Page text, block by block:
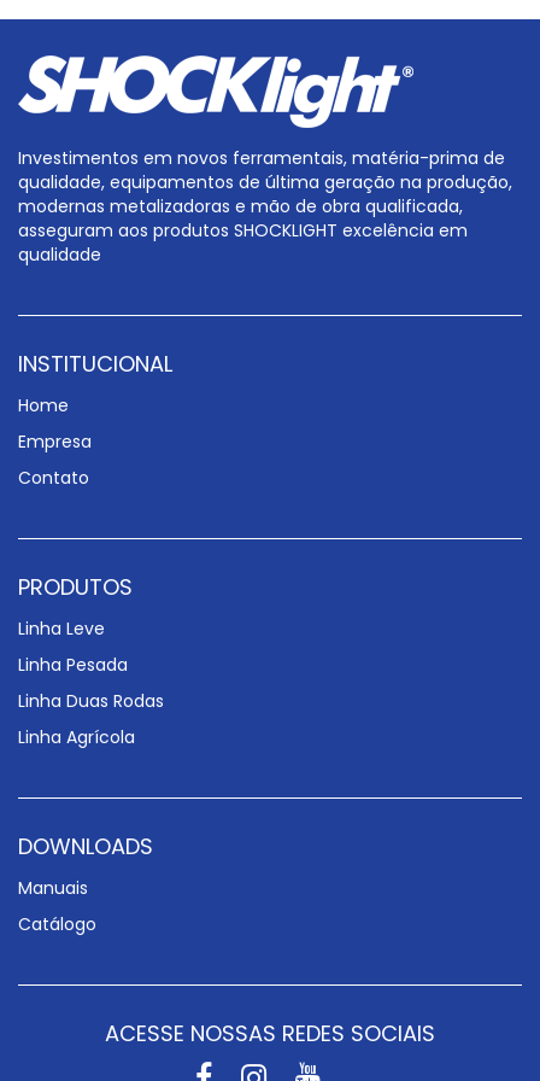
Investimentos em novos ferramentais, matéria-prima de
qualidade, equipamentos de última geração na produção,
modernas metalizadoras e mão de obra qualificada,
asseguram aos produtos SHOCKLIGHT excelência em
qualidade
INSTITUCIONAL
Home
Empresa
Contato
PRODUTOS
Linha Leve
Linha Pesada
Linha Duas Rodas
Linha Agrícola
DOWNLOADS
Manuais
Catálogo
ACESSE NOSSAS REDES SOCIAIS